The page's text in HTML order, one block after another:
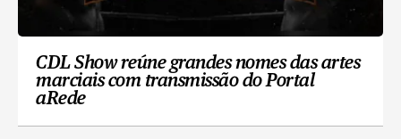
CDL Show reúne grandes nomes das artes
marciais com transmissão do Portal
aRede